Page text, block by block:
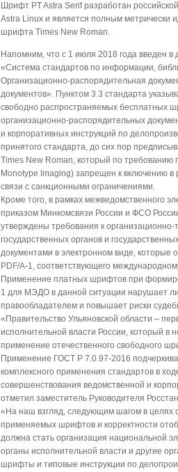
Шрифт PT Astra Serif разработан
Astra Linux и является полным метрически
шрифта Times New Roman.
Напомним, что с 1 июля 2018 года введен
«Система стандартов по информации,
Организационно-распорядительная
документов». Пунктом 3.3 стандарта
свободно распространяемых бесплатных
организационно-распорядительных
и корпоративных инструкций по
принятого стандарта, до сих пор
Times New Roman, который по требованию
Monotype Imaging) запрещен к включению
связи с санкционными ограничениями.
Кроме того, в рамках межведомственного
приказом Минкомсвязи России и ФСО
утверждены требования к
государственных органов и
документами в электронном виде,
PDF/A-1, соответствующего
Применение платных шрифтов при
1 для МЭДО в данной ситуации нарушает
правообладателем и повышает риски
«Правительство Ульяновской области –
исполнительной власти России, который в
применение отечественного свободного
Применение ГОСТ Р 7.0.97-2016
комплексного применения стандартов в
совершенствования ведомственной и
отметил заместитель Руководителя
«На наш взгляд, следующим шагом в целях
применяемых шрифтов и корректности
должна стать организация национальной
органы исполнительной власти и другие
шрифты и типовые инструкции по